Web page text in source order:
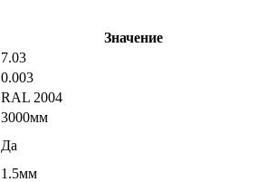
Значение
7.03
0.003
RAL 2004
3000мм
Да
1.5мм